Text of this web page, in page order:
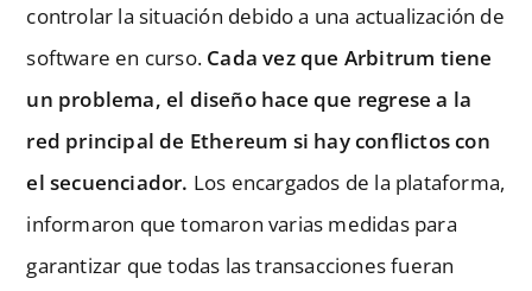
controlar la situación debido a una actualización de
software en curso. Cada vez que Arbitrum tiene
un problema, el diseño hace que regrese a la
red principal de Ethereum si hay conflictos con
el secuenciador. Los encargados de la plataforma,
informaron que tomaron varias medidas para
garantizar que todas las transacciones fueran